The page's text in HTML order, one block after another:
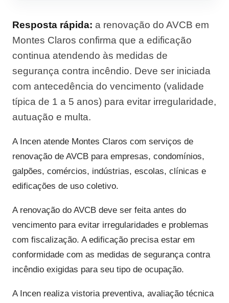
Resposta rápida: a renovação do AVCB em
Montes Claros confirma que a edificação
continua atendendo às medidas de
segurança contra incêndio. Deve ser iniciada
com antecedência do vencimento (validade
típica de 1 a 5 anos) para evitar irregularidade,
autuação e multa.
A Incen atende Montes Claros com serviços de
renovação de AVCB para empresas, condomínios,
galpões, comércios, indústrias, escolas, clínicas e
edificações de uso coletivo.
A renovação do AVCB deve ser feita antes do
vencimento para evitar irregularidades e problemas
com fiscalização. A edificação precisa estar em
conformidade com as medidas de segurança contra
incêndio exigidas para seu tipo de ocupação.
A Incen realiza vistoria preventiva, avaliação técnica